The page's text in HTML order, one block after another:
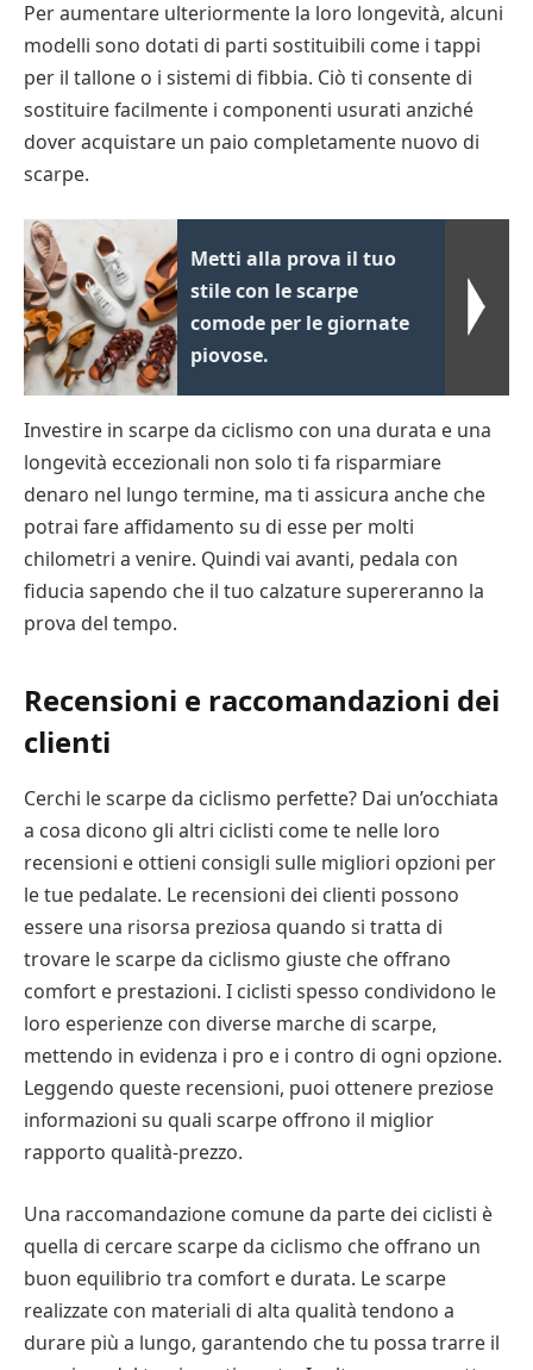
Per aumentare ulteriormente la loro longevità, alcuni
modelli sono dotati di parti sostituibili come i tappi
per il tallone o i sistemi di fibbia. Ciò ti consente di
sostituire facilmente i componenti usurati anziché
dover acquistare un paio completamente nuovo di
scarpe.
Metti alla prova il tuo
stile con le scarpe
comode per le giornate
piovose.
Investire in scarpe da ciclismo con una durata e una
longevità eccezionali non solo ti fa risparmiare
denaro nel lungo termine, ma ti assicura anche che
potrai fare affidamento su di esse per molti
chilometri a venire. Quindi vai avanti, pedala con
fiducia sapendo che il tuo calzature supereranno la
prova del tempo.
Recensioni e raccomandazioni dei
clienti
Cerchi le scarpe da ciclismo perfette? Dai un’occhiata
a cosa dicono gli altri ciclisti come te nelle loro
recensioni e ottieni consigli sulle migliori opzioni per
le tue pedalate. Le recensioni dei clienti possono
essere una risorsa preziosa quando si tratta di
trovare le scarpe da ciclismo giuste che offrano
comfort e prestazioni. I ciclisti spesso condividono le
loro esperienze con diverse marche di scarpe,
mettendo in evidenza i pro e i contro di ogni opzione.
Leggendo queste recensioni, puoi ottenere preziose
informazioni su quali scarpe offrono il miglior
rapporto qualità-prezzo.
Una raccomandazione comune da parte dei ciclisti è
quella di cercare scarpe da ciclismo che offrano un
buon equilibrio tra comfort e durata. Le scarpe
realizzate con materiali di alta qualità tendono a
durare più a lungo, garantendo che tu possa trarre il